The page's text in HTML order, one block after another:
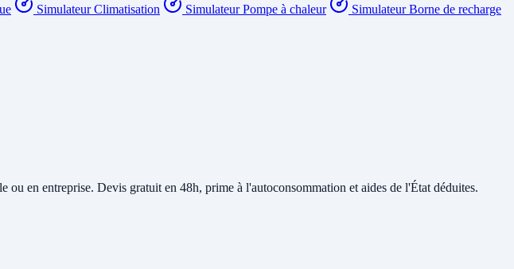
Simulateur Climatisation Simulateur Pompe à chaleur
Simulateur Borne de recharge
ou en entreprise. Devis gratuit en 48h, prime à l'autoconsommation et aides de l'État déduites.